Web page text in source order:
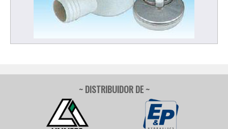
~ DISTRIBUIDOR DE ~